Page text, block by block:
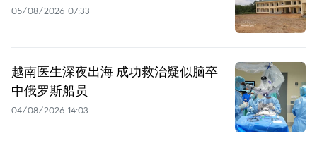
05/08/2026 07:33
越南医生深夜出海 成功救治疑似脑卒
中俄罗斯船员
04/08/2026 14:03